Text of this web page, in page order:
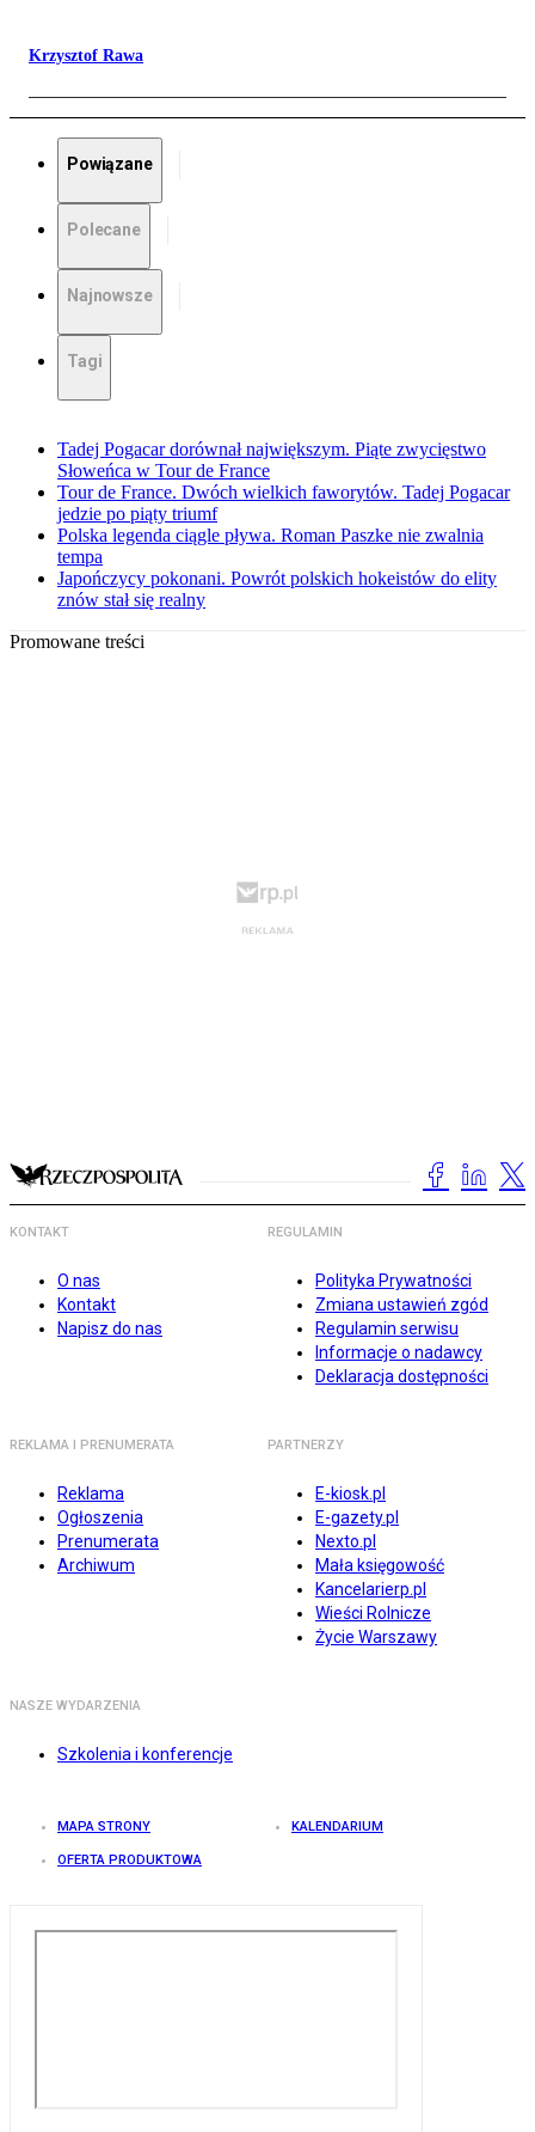
Krzysztof Rawa
Powiązane
Polecane
Najnowsze
Tagi
Tadej Pogacar dorównał największym. Piąte zwycięstwo
Słoweńca w Tour de France
Tour de France. Dwóch wielkich faworytów. Tadej Pogacar
jedzie po piąty triumf
Polska legenda ciągle pływa. Roman Paszke nie zwalnia
tempa
Japończycy pokonani. Powrót polskich hokeistów do elity
znów stał się realny
Promowane treści
KONTAKT
O nas
Kontakt
Napisz do nas
REGULAMIN
Polityka Prywatności
Zmiana ustawień zgód
Regulamin serwisu
Informacje o nadawcy
Deklaracja dostępności
REKLAMA I PRENUMERATA
Reklama
Ogłoszenia
Prenumerata
Archiwum
PARTNERZY
E-kiosk.pl
E-gazety.pl
Nexto.pl
Mała księgowość
Kancelarierp.pl
Wieści Rolnicze
Życie Warszawy
NASZE WYDARZENIA
Szkolenia i konferencje
MAPA STRONY KALENDARIUM
OFERTA PRODUKTOWA